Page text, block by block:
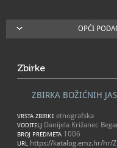
OPĆI
Zbirke
ZBIRKA BOŽIĆNIH
VRSTA ZBIRKE etnografska
VODITELJ Danijela Križanec
BROJ PREDMETA 1006
URL https://katalog.emz.hr/hr/